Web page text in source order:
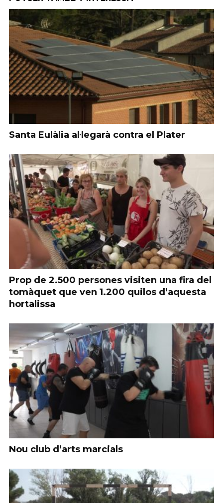
Santa Eulàlia al·legarà contra el Plater
Prop de 2.500 persones visiten una fira del
tomàquet que ven 1.200 quilos d’aquesta
hortalissa
Nou club d’arts marcials